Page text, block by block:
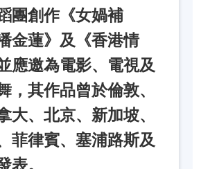
團創作《女媧補
金蓮》及《香港情
應邀為電影、電視及
，其作品曾於倫敦、
大、北京、新加坡、
菲律賓、塞浦路斯及
表。